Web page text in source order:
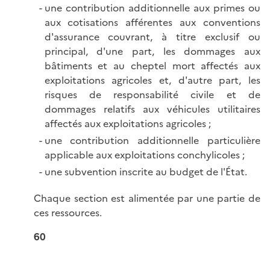
une contribution additionnelle aux primes ou
aux cotisations afférentes aux conventions
d'assurance couvrant, à titre exclusif ou
principal, d'une part, les dommages aux
bâtiments et au cheptel mort affectés aux
exploitations agricoles et, d'autre part, les
risques de responsabilité civile et de
dommages relatifs aux véhicules utilitaires
affectés aux exploitations agricoles ;
une contribution additionnelle particulière
applicable aux exploitations conchylicoles ;
une subvention inscrite au budget de l'État.
Chaque section est alimentée par une partie de
ces ressources.
60